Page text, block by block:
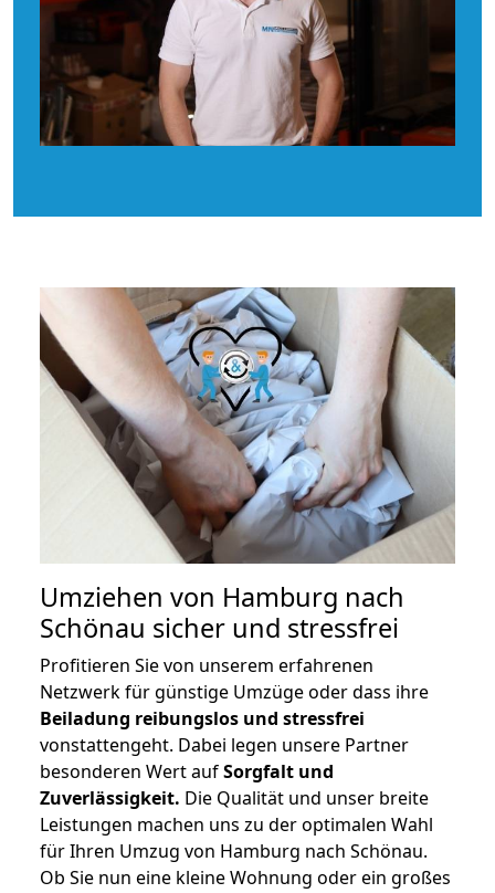
Umziehen von Hamburg nach
Schönau sicher und stressfrei
Profitieren Sie von unserem erfahrenen
Netzwerk für günstige Umzüge oder dass ihre
Beiladung reibungslos und stressfrei
vonstattengeht. Dabei legen unsere Partner
besonderen Wert aufSorgfalt und
Zuverlässigkeit. Die Qualität und unser breite
Leistungen machen uns zu der optimalen Wahl
für Ihren Umzug von Hamburg nach Schönau.
Ob Sie nun eine kleine Wohnung oder ein großes